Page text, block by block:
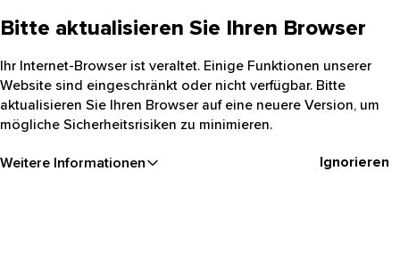
Bitte aktualisieren Sie Ihren Browser
Ihr Internet-Browser ist veraltet. Einige Funktionen unserer
Website sind eingeschränkt oder nicht verfügbar. Bitte
aktualisieren Sie Ihren Browser auf eine neuere Version, um
mögliche Sicherheitsrisiken zu minimieren.
Weitere Informationen Ignorieren